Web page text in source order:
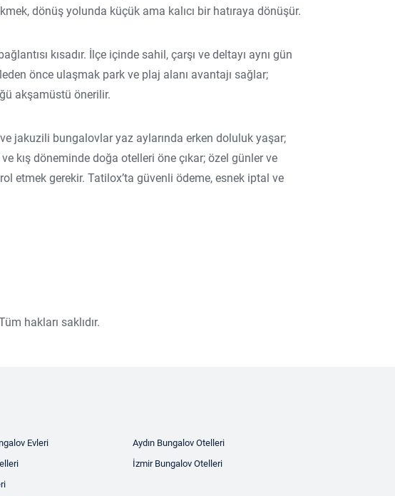
dönüş yolunda küçük ama kalıcı bir hatıraya dönüşür.
kısadır. İlçe içinde sahil, çarşı ve deltayı aynı gün
önce ulaşmak park ve plaj alanı avantajı sağlar;
akşamüstü önerilir.
jakuzili bungalovlar yaz aylarında erken doluluk yaşar;
kış döneminde doğa otelleri öne çıkar; özel günler ve
etmek gerekir. Tatilox’ta güvenli ödeme, esnek iptal ve
hakları saklıdır.
Evleri
Aydın Bungalov Otelleri
İzmir Bungalov Otelleri